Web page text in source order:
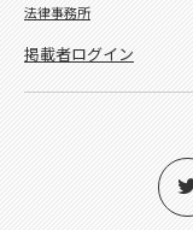
法律事務所
掲載者ログイン